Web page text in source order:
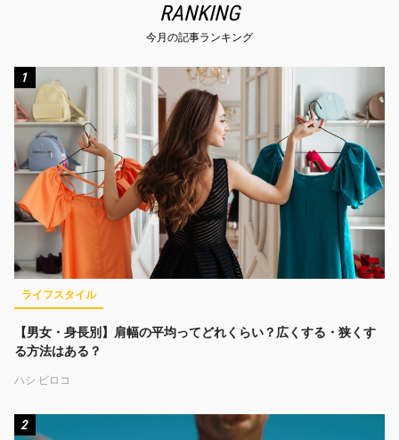
RANKING
今月の記事ランキング
1
ライフスタイル
【男女・身長別】肩幅の平均ってどれくらい？広くする・狭くす
る方法はある？
ハシ ビロコ
2